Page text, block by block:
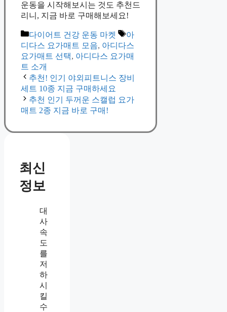
운동을 시작해보시는 것도 추천드
리니, 지금 바로 구매해보세요!
Categories
다이어트 건강 운동 마켓 Tags
아
디다스 요가매트 모음, 아디다스
요가매트 선택, 아디다스 요가매
트 소개
추천! 인기 야외피트니스 장비
세트 10종 지금 구매하세요
추천 인기 두꺼운 스캘럽 요가
매트 2종 지금 바로 구매!
최신
정보
대
사
속
도
를
저
하
시
킬
수